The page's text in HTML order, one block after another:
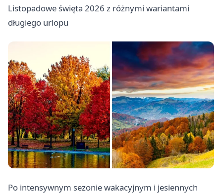
Listopadowe święta 2026 z różnymi wariantami
długiego urlopu
Po intensywnym sezonie wakacyjnym i jesiennych